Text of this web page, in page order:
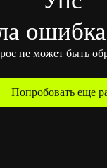
ошибка
не может быть
Попробовать еще